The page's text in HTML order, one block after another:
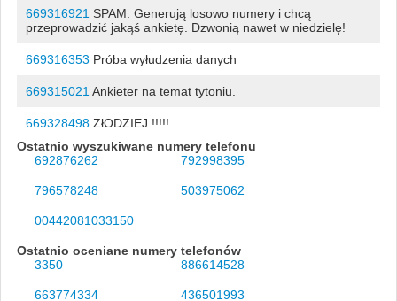
669316921 SPAM. Generują losowo numery i chcą
przeprowadzić jakąś ankietę. Dzwonią nawet w niedzielę!
669316353 Próba wyłudzenia danych
669315021 Ankieter na temat tytoniu.
669328498ZłODZIEJ !!!!!
Ostatnio wyszukiwane numery telefonu
692876262
792998395
796578248 503975062
00442081033150
Ostatnio oceniane numery telefonów
3350
886614528
663774334 436501993